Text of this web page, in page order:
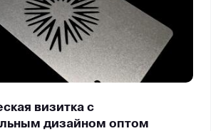
визитка с
дизайном оптом